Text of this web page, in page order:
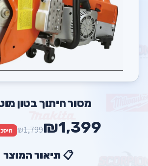
מסור חיתוך בטון
₪1,399
₪1,799 חיסכון
📋 תיאור המוצר